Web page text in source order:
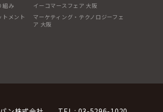
組み
トメント
イーコマースフェア 大阪
マーケティング・テクノロジーフェ
ア 大阪